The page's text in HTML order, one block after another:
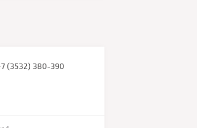
(3532) 380-390